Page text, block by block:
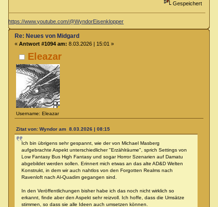
Gespeichert
https://www.youtube.com/@WyndorEisenklopper
Eleazar
Username: Eleazar
Re: Neues von Midgard
« Antwort #1094 am: 8.03.2026 | 15:01 »
Zitat von: Wyndor am 8.03.2026 | 08:15
Ich bin übrigens sehr gespannt, wie der von Michael Masberg
aufgebrachte Aspekt unterschiedlicher "Erzählräume", sprich Settings von
Low Fantasy Bus High Fantasy und sogar Horror Szenarien auf Damatu
abgebildet werden sollen. Erinnert mich etwas an das alte AD&D Welten
Konstrukt, in dem wir auch nahtlos von den Forgotten Realms nach
Ravenloft nach Al-Quadim gegangen sind.
In den Veröffentlichungen bisher habe ich das noch nicht wirklich so
erkannt, finde aber den Aspekt sehr reizvoll. Ich hoffe, dass die Umsätze
stimmen, so dass sie alle Ideen auch umsetzen können.